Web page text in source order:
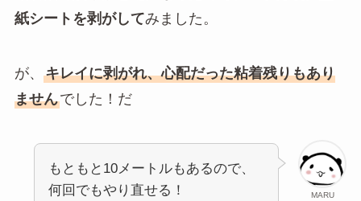
紙シートを剥がしてみました。
が、 キレイに剥がれ、心配だった粘着残りもあり
ませんでした！だ
MARU
もともと10メートルもあるので、
何回でもやり直せる！